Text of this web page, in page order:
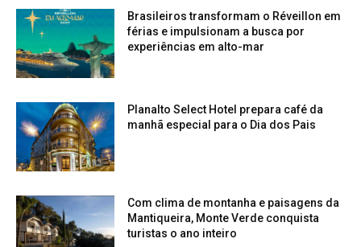
Brasileiros transformam o Réveillon em
férias e impulsionam a busca por
experiências em alto-mar
Planalto Select Hotel prepara café da
manhã especial para o Dia dos Pais
Com clima de montanha e paisagens da
Mantiqueira, Monte Verde conquista
turistas o ano inteiro